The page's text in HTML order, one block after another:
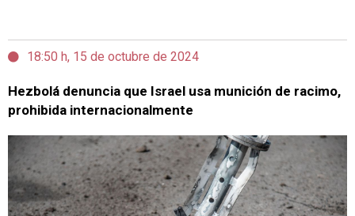
18:50 h, 15 de octubre de 2024
Hezbolá denuncia que Israel usa munición de racimo,
prohibida internacionalmente